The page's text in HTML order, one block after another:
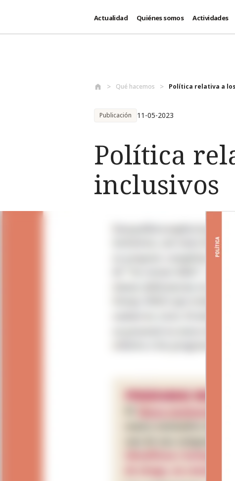
Actualidad Quiénes somos Actividades
Qué hacemos Política relativa a
Publicación 11-05-2023
Política
inclusivos